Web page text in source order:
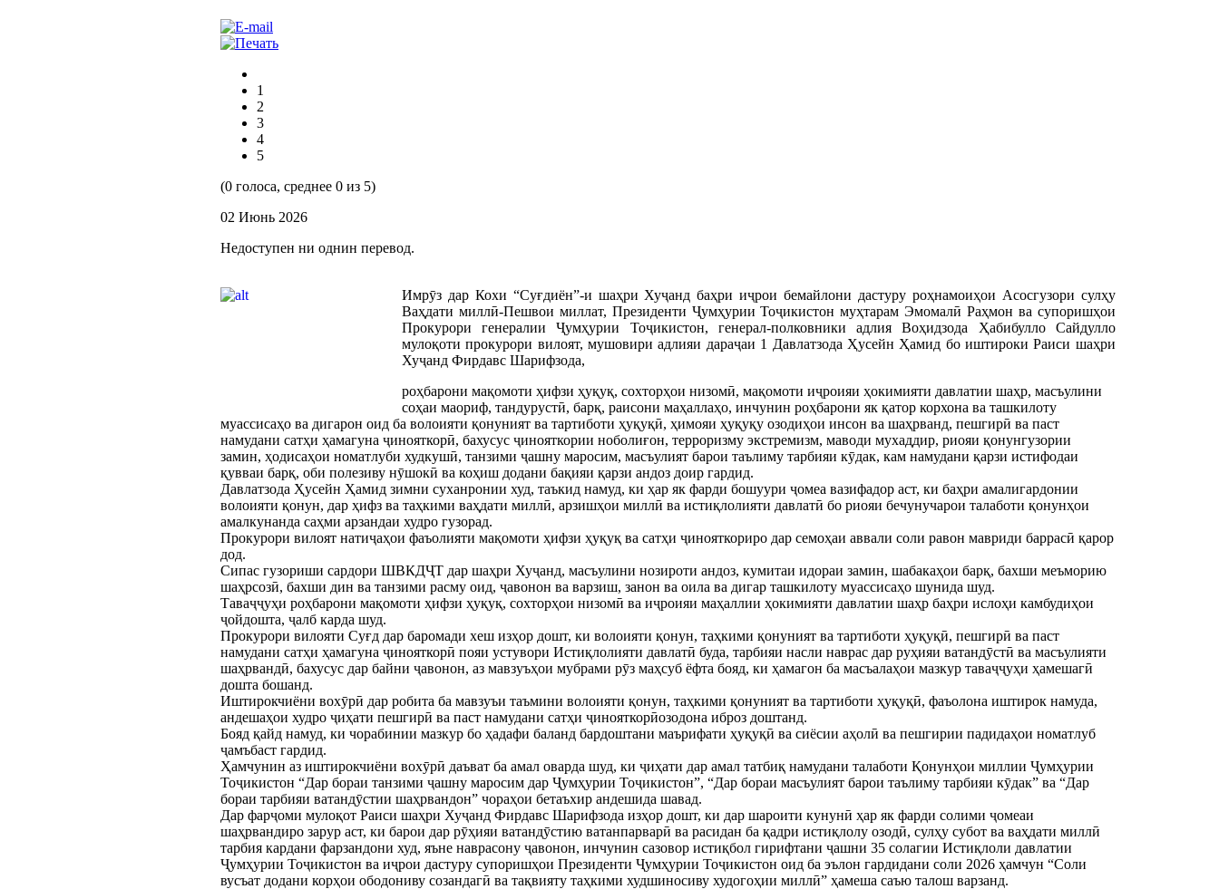
1
2
3
4
5
(0 голоса, среднее 0 из 5)
02 Июнь 2026
Недоступен ни однин перевод.
Имрӯз дар Кохи “Суғдиён”-и шаҳри Хуҷанд баҳри иҷрои бемайлони дастуру роҳнамоиҳои Асосгузори сулҳу
Ваҳдати миллӣ-Пешвои миллат, Президенти Ҷумҳурии Тоҷикистон муҳтарам Эмомалӣ Раҳмон ва супоришҳои
Прокурори генералии Ҷумҳурии Тоҷикистон, генерал-полковники адлия Воҳидзода Ҳабибулло Сайдулло
мулоқоти прокурори вилоят, мушовири адлияи дараҷаи 1 Давлатзода Ҳусейн Ҳамид бо иштироки Раиси шаҳри
Хуҷанд Фирдавс Шарифзода,
роҳбарони мақомоти ҳифзи ҳуқуқ, сохторҳои низомӣ, мақомоти иҷроияи ҳокимияти давлатии шаҳр, масъулини
соҳаи маориф, тандурустӣ, барқ, раисони маҳаллаҳо, инчунин роҳбарони як қатор корхона ва ташкилоту
муассисаҳо ва дигарон оид ба волоияти қонуният ва тартиботи ҳуқуқӣ, ҳимояи ҳуқуқу озодиҳои инсон ва шаҳрванд, пешгирӣ ва паст
намудани сатҳи ҳамагуна ҷинояткорӣ, бахусус ҷинояткории ноболиғон, терроризму экстремизм, маводи мухаддир, риояи қонунгузории
замин, ҳодисаҳои номатлуби худкушӣ, танзими ҷашну маросим, масъулият барои таълиму тарбияи кӯдак, кам намудани қарзи истифодаи
қувваи барқ, оби полезиву нӯшокӣ ва коҳиш додани бақияи қарзи андоз доир гардид.
Давлатзода Ҳусейн Ҳамид зимни суханронии худ, таъкид намуд, ки ҳар як фарди бошуури ҷомеа вазифадор аст, ки баҳри амалигардонии
волоияти қонун, дар ҳифз ва таҳкими ваҳдати миллӣ, арзишҳои миллӣ ва истиқлолияти давлатӣ бо риояи бечунучарои талаботи қонунҳои
амалкунанда саҳми арзандаи худро гузорад.
Прокурори вилоят натиҷаҳои фаъолияти мақомоти ҳифзи ҳуқуқ ва сатҳи ҷинояткориро дар семоҳаи аввали соли равон мавриди баррасӣ қарор
дод.
Сипас гузориши сардори ШВКДҶТ дар шаҳри Хуҷанд, масъулини нозироти андоз, кумитаи идораи замин, шабакаҳои барқ, бахши меъморию
шаҳрсозӣ, бахши дин ва танзими расму оид, ҷавонон ва варзиш, занон ва оила ва дигар ташкилоту муассисаҳо шунида шуд.
Таваҷҷуҳи роҳбарони мақомоти ҳифзи ҳуқуқ, сохторҳои низомӣ ва иҷроияи маҳаллии ҳокимияти давлатии шаҳр баҳри ислоҳи камбудиҳои
ҷойдошта, ҷалб карда шуд.
Прокурори вилояти Суғд дар баромади хеш изҳор дошт, ки волоияти қонун, таҳкими қонуният ва тартиботи ҳуқуқӣ, пешгирӣ ва паст
намудани сатҳи ҳамагуна ҷинояткорӣ пояи устувори Истиқлолияти давлатӣ буда, тарбияи насли наврас дар руҳияи ватандӯстӣ ва масъулияти
шаҳрвандӣ, бахусус дар байни ҷавонон, аз мавзуъҳои мубрами рӯз маҳсуб ёфта бояд, ки ҳамагон ба масъалаҳои мазкур таваҷҷуҳи ҳамешагӣ
дошта бошанд.
Иштирокчиёни вохӯрӣ дар робита ба мавзуъи таъмини волоияти қонун, таҳкими қонуният ва тартиботи ҳуқуқӣ, фаъолона иштирок намуда,
андешаҳои худро ҷиҳати пешгирӣ ва паст намудани сатҳи ҷинояткорӣозодона иброз доштанд.
Бояд қайд намуд, ки чорабинии мазкур бо ҳадафи баланд бардоштани маърифати ҳуқуқӣ ва сиёсии аҳолӣ ва пешгирии падидаҳои номатлуб
ҷамъбаст гардид.
Ҳамчунин аз иштирокчиёни вохӯрӣ даъват ба амал оварда шуд, ки ҷиҳати дар амал татбиқ намудани талаботи Қонунҳои миллии Ҷумҳурии
Тоҷикистон “Дар бораи танзими ҷашну маросим дар Ҷумҳурии Тоҷикистон”, “Дар бораи масъулият барои таълиму тарбияи кӯдак” ва “Дар
бораи тарбияи ватандӯстии шаҳрвандон” чораҳои бетаъхир андешида шавад.
Дар фарҷоми мулоқот Раиси шаҳри Хуҷанд Фирдавс Шарифзода изҳор дошт, ки дар шароити кунунӣ ҳар як фарди солими ҷомеаи
шаҳрвандиро зарур аст, ки барои дар рӯҳияи ватандӯстию ватанпарварӣ ва расидан ба қадри истиқлолу озодӣ, сулҳу субот ва ваҳдати миллӣ
тарбия кардани фарзандони худ, яъне наврасону ҷавонон, инчунин сазовор истиқбол гирифтани ҷашни 35 солагии Истиқлоли давлатии
Ҷумҳурии Тоҷикистон ва иҷрои дастуру супоришҳои Президенти Ҷумҳурии Тоҷикистон оид ба эълон гардидани соли 2026 ҳамчун “Соли
вусъат додани корҳои ободониву созандагӣ ва тақвияту таҳкими худшиносиву худогоҳии миллӣ” ҳамеша саъю талош варзанд.